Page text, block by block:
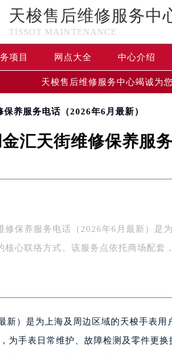
天梭售后维修服务中
TISSOT MAINTENANCE
项目 网点大全 中心介绍
天梭售后维修服务中心竭诚为您
养服务电话（2026年6月最新）
汇天街维修保养服
修保养服务电话（2026年6月最新）是
核心联络方式。该服务点依托商场配套
）是为上海及周边区域的天梭手表用
为手表日常维护、故障检测及零件更